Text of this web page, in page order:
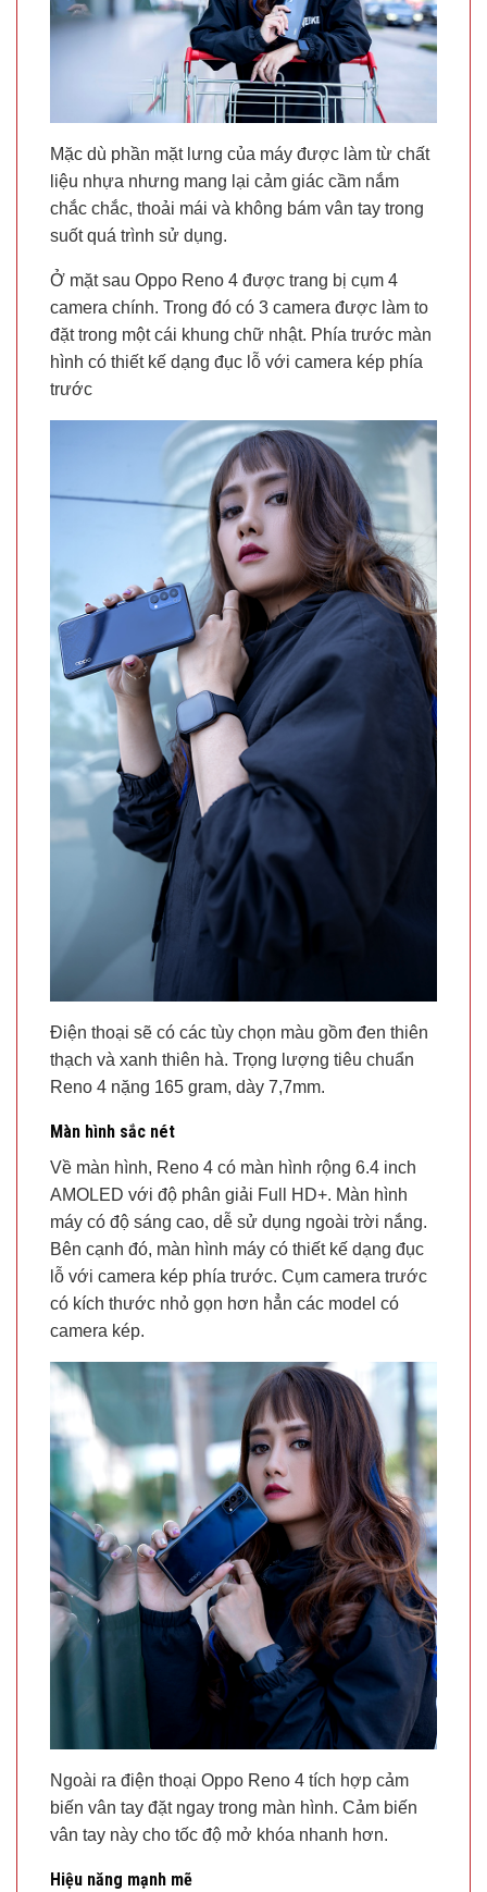
Mặc dù phần mặt lưng của máy được làm từ chất
liệu nhựa nhưng mang lại cảm giác cầm nắm
chắc chắc, thoải mái và không bám vân tay trong
suốt quá trình sử dụng.
Ở mặt sau Oppo Reno 4 được trang bị cụm 4
camera chính. Trong đó có 3 camera được làm to
đặt trong một cái khung chữ nhật. Phía trước màn
hình có thiết kế dạng đục lỗ với camera kép phía
trước
Điện thoại sẽ có các tùy chọn màu gồm đen thiên
thạch và xanh thiên hà. Trọng lượng tiêu chuẩn
Reno 4 nặng 165 gram, dày 7,7mm.
Màn hình sắc nét
Về màn hình, Reno 4 có màn hình rộng 6.4 inch
AMOLED với độ phân giải Full HD+. Màn hình
máy có độ sáng cao, dễ sử dụng ngoài trời nắng.
Bên cạnh đó, màn hình máy có thiết kế dạng đục
lỗ với camera kép phía trước. Cụm camera trước
có kích thước nhỏ gọn hơn hẳn các model có
camera kép.
Ngoài ra điện thoại Oppo Reno 4 tích hợp cảm
biến vân tay đặt ngay trong màn hình. Cảm biến
vân tay này cho tốc độ mở khóa nhanh hơn.
Hiệu năng mạnh mẽ